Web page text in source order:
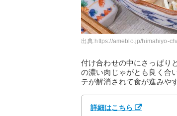
出典:https://ameblo.jp/himahiyo-
付け合わせの中にさっぱり
の濃い肉じゃがとも良く合
テが解消されて食が進みや
詳細はこちら